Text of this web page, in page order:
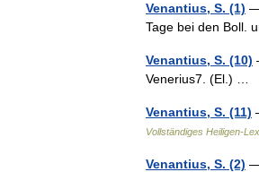
Venantius, S. (1) —
Tage bei den Boll.
Venantius, S. (10)
Venerius7. (El.) …
Venantius, S. (11)
Vollständiges Heiligen-
Venantius, S. (2) —